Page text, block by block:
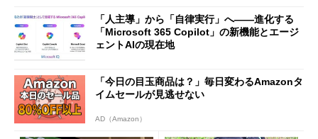
「人主導」から「自律実行」へ――進化する
「Microsoft 365 Copilot」の新機能とエージ
ェントAIの現在地
「今日の目玉商品は？」毎日変わるAmazonタ
イムセールが見逃せない
AD（Amazon）